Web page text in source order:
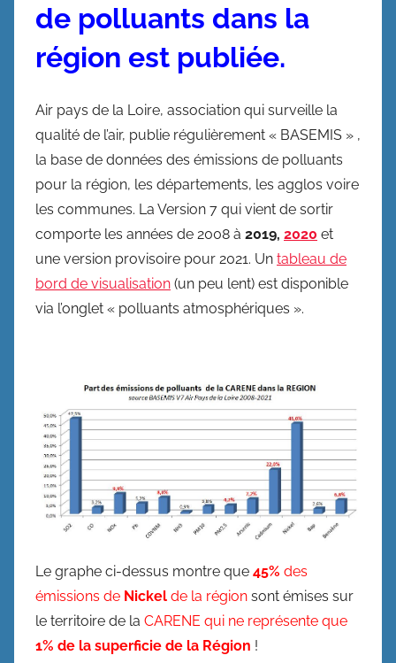
de polluants dans la
région est publiée.
Air pays de la Loire, association qui surveille la
qualité de l’air, publie régulièrement « BASEMIS » ,
la base de données des émissions de polluants
pour la région, les départements, les agglos voire
les communes. La Version 7 qui vient de sortir
comporte les années de 2008 à 2019, 2020 et
une version provisoire pour 2021. Un tableau de
bord de visualisation (un peu lent) est disponible
via l’onglet « polluants atmosphériques ».
Le graphe ci-dessus montre que 45% des
émissions de Nickel de la région sont émises sur
le territoire de la CARENE qui ne représente que
1% de la superficie de la Région !